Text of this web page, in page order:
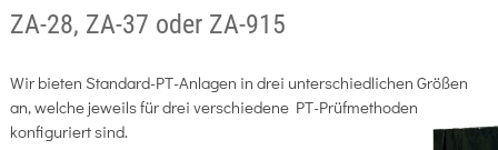
ZA-28, ZA-37 oder ZA-915
Wir bieten Standard-PT-Anlagen in drei unterschiedlichen Größen
an, welche jeweils für drei verschiedene PT-Prüfmethoden
konfiguriert sind.